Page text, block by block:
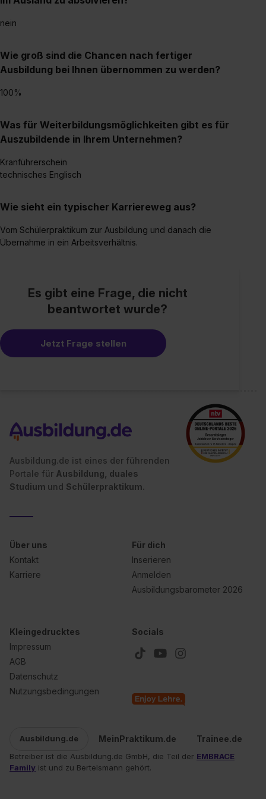
erlauben“. Die Einwilligung zur Platzierung von Cookies
S. 1 lit. a) DS-GVO). Die USA verfügen über kein
angemessenes Datenschutzniveau (EuGH – Schrems
II). Du kannst die von dir erteilte Einwilligung jederzeit mit
Einstellungen“ widerrufen. Weitere Informationen zu den
einzelnen Cookies findest du durch Klick auf „Details
zeigen“. Weitere Informationen:
Impressum.
nein
Wie groß sind die Chancen nach fertiger
Ausbildung bei Ihnen übernommen zu werden?
100%
Was für Weiterbildungsmöglichkeiten gibt es für
Auszubildende in Ihrem Unternehmen?
Kranführerschein
technisches Englisch
Wie sieht ein typischer Karriereweg aus?
Vom Schülerpraktikum zur Ausbildung und danach die
Übernahme in ein Arbeitsverhältnis.
Es gibt eine Frage, die nicht
beantwortet wurde?
Jetzt Frage stellen
Ausbildung.de ist eines der führenden
Portale für Ausbildung, duales
Studium und Schülerpraktikum.
Über uns
Kontakt
Karriere
Für dich
Inserieren
Anmelden
Ausbildungsbarometer 2026
Kleingedrucktes
Impressum
AGB
Datenschutz
Nutzungsbedingungen
Socials
Ausbildung.de MeinPraktikum.de Trainee.de
Betreiber ist die Ausbildung.de GmbH, die Teil der EMBRACE
Family ist und zu Bertelsmann gehört.